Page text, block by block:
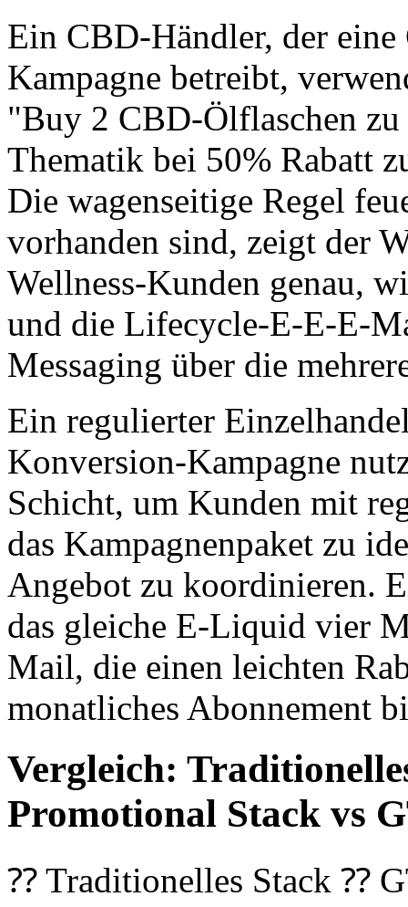
Ein CBD-Händler, der eine
Kampagne betreibt,
"Buy 2 CBD-Ölflaschen
Thematik bei 50% Rabatt
Die wagenseitige Regel
vorhanden sind, zeigt der
Wellness-Kunden genau,
und die Lifecycle-E-E-E-
Messaging über die
Ein regulierter
Konversion-Kampagne
Schicht, um Kunden mit
das Kampagnenpaket zu
Angebot zu koordinieren.
das gleiche E-Liquid vier
Mail, die einen leichten
monatliches Abonnement
Vergleich:
Promotional Stack vs
⁇ Traditionelles Stack ⁇